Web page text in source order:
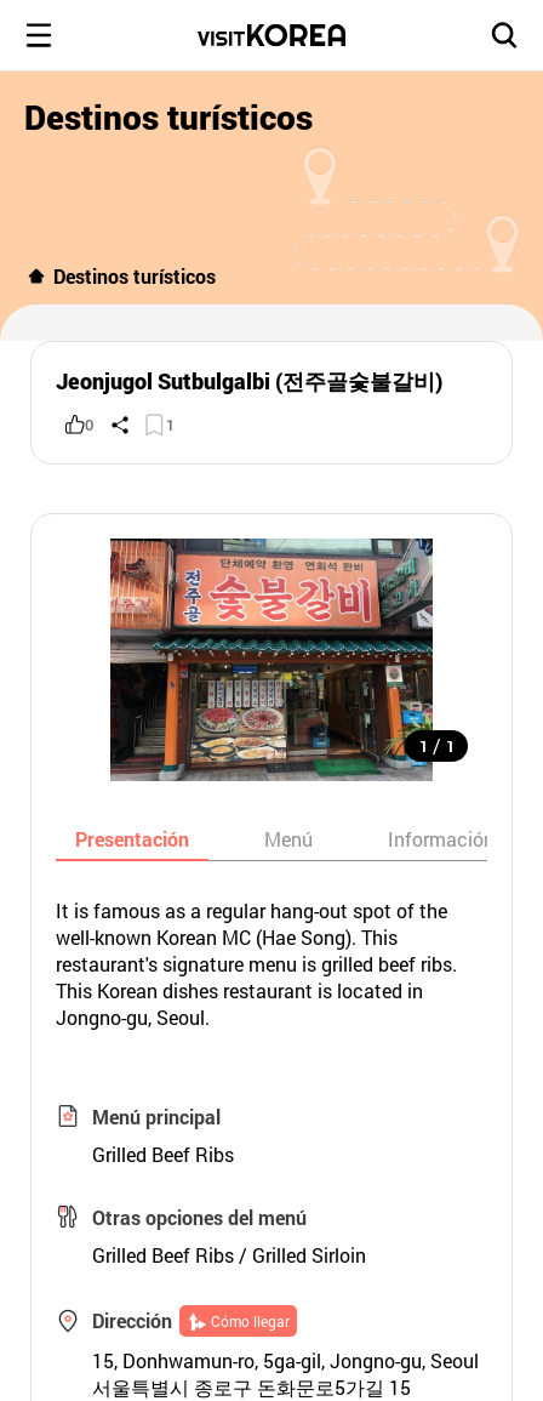
Destinos turísticos
Destinos turísticos
Jeonjugol Sutbulgalbi (전주골숯불갈비)
0 1
1 / 1
Presentación Menú Información
It is famous as a regular hang-out spot of the
well-known Korean MC (Hae Song). This
restaurant's signature menu is grilled beef ribs.
This Korean dishes restaurant is located in
Jongno-gu, Seoul.
Menú principal
Grilled Beef Ribs
Otras opciones del menú
Grilled Beef Ribs / Grilled Sirloin
Dirección Cómo llegar
15, Donhwamun-ro, 5ga-gil, Jongno-gu, Seoul
서울특별시 종로구 돈화문로5가길 15